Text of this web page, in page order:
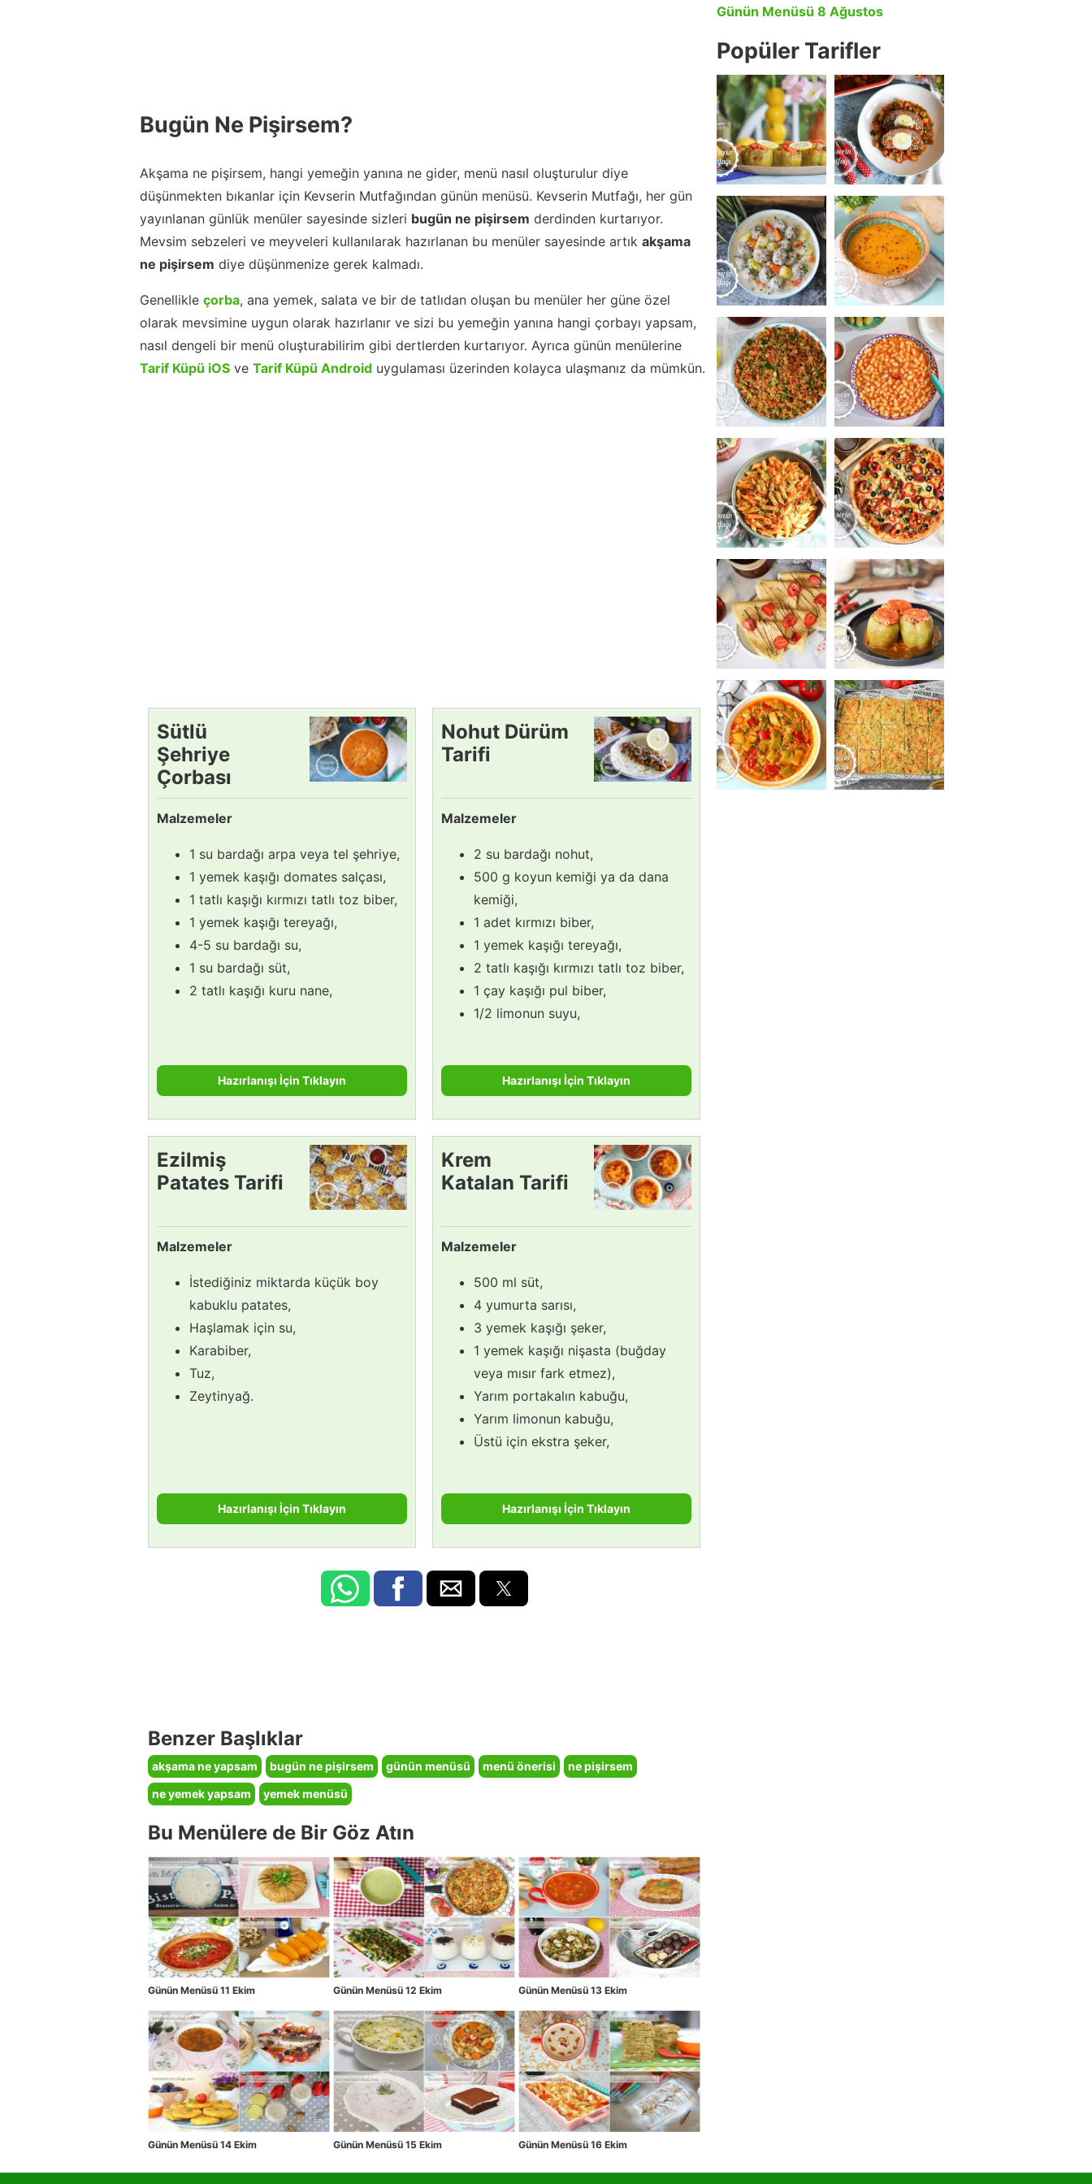
Bugün Ne Pişirsem?
Akşama ne pişirsem, hangi yemeğin yanına ne gider, menü nasıl oluşturulur diye
düşünmekten bıkanlar için Kevserin Mutfağından günün menüsü. Kevserin Mutfağı, her gün
yayınlanan günlük menüler sayesinde sizleri bugün ne pişirsem derdinden kurtarıyor.
Mevsim sebzeleri ve meyveleri kullanılarak hazırlanan bu menüler sayesinde artık akşama
ne pişirsem diye düşünmenize gerek kalmadı.
Genellikle çorba, ana yemek, salata ve bir de tatlıdan oluşan bu menüler her güne özel
olarak mevsimine uygun olarak hazırlanır ve sizi bu yemeğin yanına hangi çorbayı yapsam,
nasıl dengeli bir menü oluşturabilirim gibi dertlerden kurtarıyor. Ayrıca günün menülerine
Tarif Küpü iOS ve Tarif Küpü Android uygulaması üzerinden kolayca ulaşmanız da mümkün.
Sütlü
Şehriye
Çorbası
Tarifi
Malzemeler
1 su bardağı arpa veya tel şehriye,
1 yemek kaşığı domates salçası,
1 tatlı kaşığı kırmızı tatlı toz biber,
1 yemek kaşığı tereyağı,
4-5 su bardağı su,
1 su bardağı süt,
2 tatlı kaşığı kuru nane,
Hazırlanışı İçin Tıklayın
Nohut Dürüm
Tarifi
Malzemeler
2 su bardağı nohut,
500 g koyun kemiği ya da dana
kemiği,
1 adet kırmızı biber,
1 yemek kaşığı tereyağı,
2 tatlı kaşığı kırmızı tatlı toz biber,
1 çay kaşığı pul biber,
1/2 limonun suyu,
Hazırlanışı İçin Tıklayın
Ezilmiş
Patates Tarifi
Malzemeler
İstediğiniz miktarda küçük boy
kabuklu patates,
Haşlamak için su,
Karabiber,
Tuz,
Zeytinyağ.
Hazırlanışı İçin Tıklayın
Krem
Katalan Tarifi
Malzemeler
500 ml süt,
4 yumurta sarısı,
3 yemek kaşığı şeker,
1 yemek kaşığı nişasta (buğday
veya mısır fark etmez),
Yarım portakalın kabuğu,
Yarım limonun kabuğu,
Üstü için ekstra şeker,
Hazırlanışı İçin Tıklayın
Benzer Başlıklar
akşama ne yapsam bugün ne pişirsem günün menüsü menü önerisi
ne pişirsem
ne yemek yapsam
yemek menüsü
Bu Menülere de Bir Göz Atın
Günün Menüsü 11 Ekim Günün Menüsü 12 Ekim Günün Menüsü 13 Ekim
Günün Menüsü 14 Ekim Günün Menüsü 15 Ekim Günün Menüsü 16 Ekim
Günün Menüsü 8 Ağustos
Popüler Tarifler